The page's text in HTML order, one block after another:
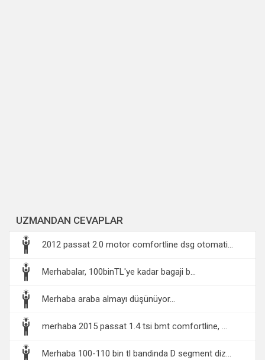
UZMANDAN CEVAPLAR
2012 passat 2.0 motor comfortline dsg otomati...
Merhabalar, 100binTL'ye kadar bagaji b...
Merhaba araba almayı düşünüyor...
merhaba 2015 passat 1.4 tsi bmt comfortline, ...
Merhaba 100-110 bin tl bandinda D segment diz...